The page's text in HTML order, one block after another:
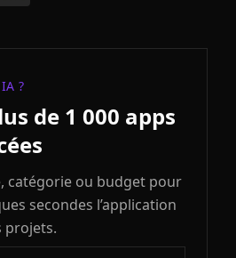
?
de 1 000 apps
catégorie ou budget pour
secondes l’application
projets.